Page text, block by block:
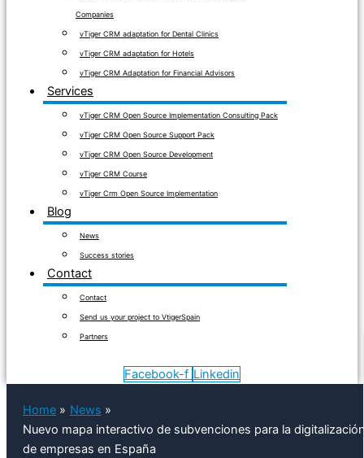
Companies
vTiger CRM adaptation for Dental Clinics
vTiger CRM adaptation for Hotels
vTiger CRM Adaptation for Financial Advisors
Services
vTiger CRM Open Source Implementation Consulting Pack
vTiger CRM Open Source Support Pack
vTiger CRM Open Source Development
vTiger CRM Course
vTiger Crm Open Source Implementation
Blog
News
Success stories
Contact
Contact
Send us your project to VtigerSpain
Partners
Facebook-f Linkedin
Home
News
Nuevo mapa interactivo de subvenciones para la
de empresas en España